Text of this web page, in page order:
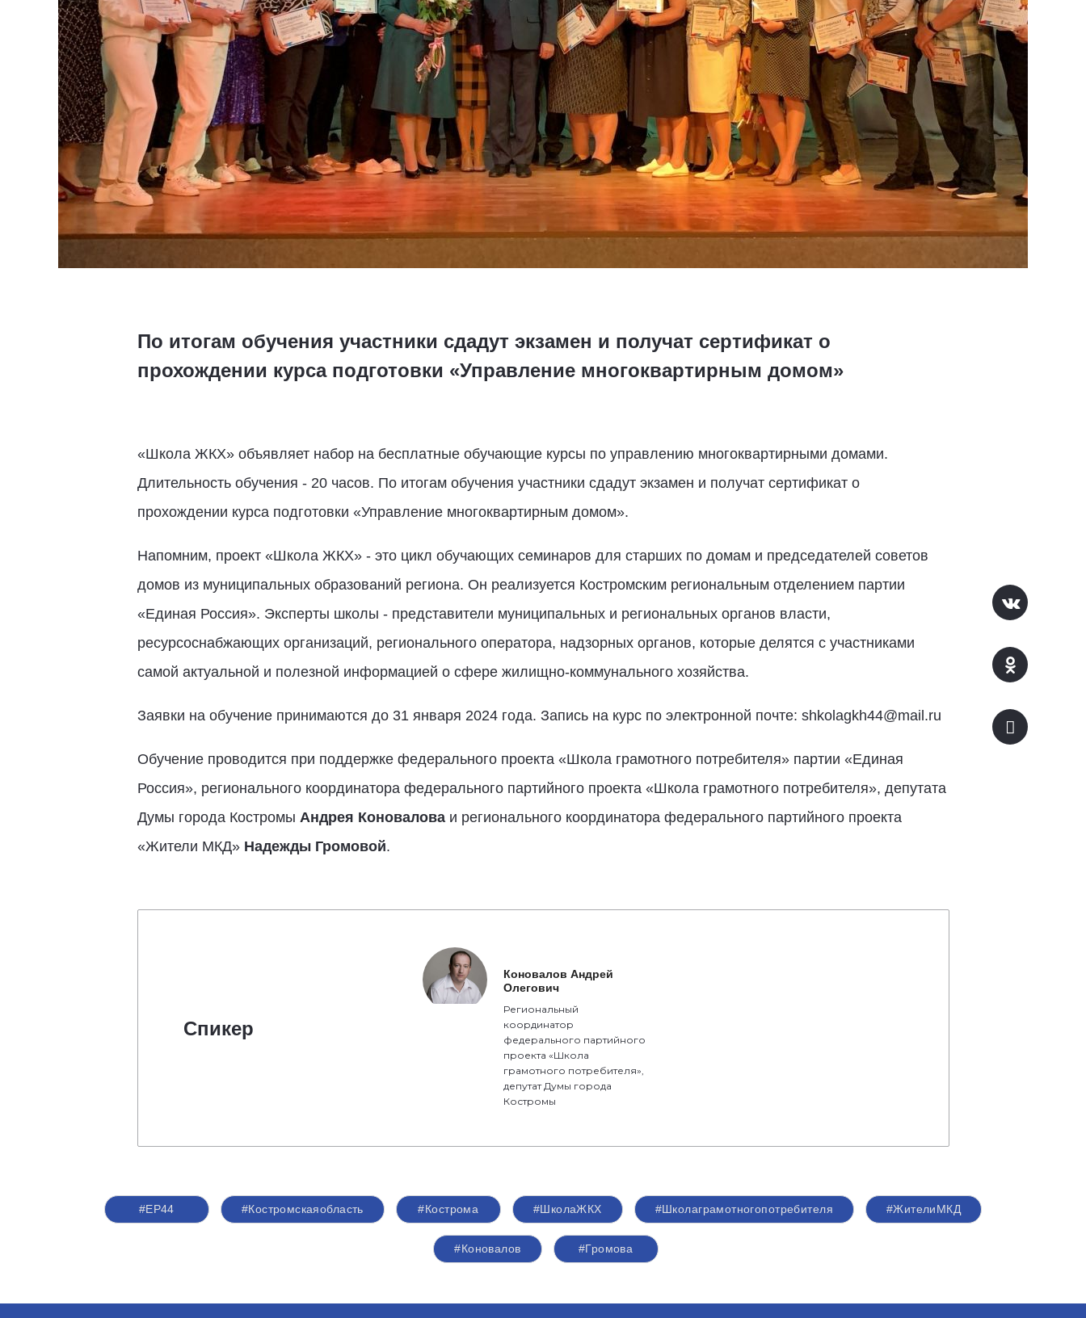
По итогам обучения участники сдадут экзамен и получат сертификат о
прохождении курса подготовки «Управление многоквартирным домом»
«Школа ЖКХ» объявляет набор на бесплатные обучающие курсы по управлению многоквартирными домами.
Длительность обучения - 20 часов. По итогам обучения участники сдадут экзамен и получат сертификат о
прохождении курса подготовки «Управление многоквартирным домом».
Напомним, проект «Школа ЖКХ» - это цикл обучающих семинаров для старших по домам и председателей советов
домов из муниципальных образований региона. Он реализуется Костромским региональным отделением партии
«Единая Россия». Эксперты школы - представители муниципальных и региональных органов власти,
ресурсоснабжающих организаций, регионального оператора, надзорных органов, которые делятся с участниками
самой актуальной и полезной информацией о сфере жилищно-коммунального хозяйства.
Заявки на обучение принимаются до 31 января 2024 года. Запись на курс по электронной почте: shkolagkh44@mail.ru
Обучение проводится при поддержке федерального проекта «Школа грамотного потребителя» партии «Единая
Россия», регионального координатора федерального партийного проекта «Школа грамотного потребителя», депутата
Думы города Костромы Андрея Коноваловаи регионального координатора федерального партийного проекта
«Жители МКД» Надежды Громовой.
Спикер
Коновалов Андрей
Олегович
Региональный
координатор
федерального партийного
проекта «Школа
грамотного потребителя»,
депутат Думы города
Костромы
#ЕР44 #Костромскаяобласть #Кострома #ШколаЖКХ #Школаграмотногопотребителя #ЖителиМКД
#Коновалов #Громова